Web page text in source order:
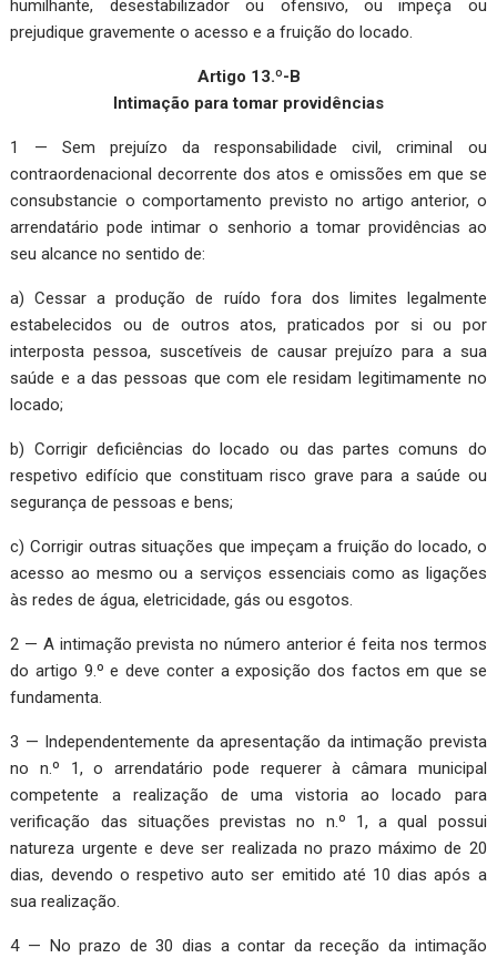
humilhante, desestabilizador ou ofensivo, ou impeça ou
prejudique gravemente o acesso e a fruição do locado.
Artigo 13.º-B
Intimação para tomar providências
1 — Sem prejuízo da responsabilidade civil, criminal ou
contraordenacional decorrente dos atos e omissões em que se
consubstancie o comportamento previsto no artigo anterior, o
arrendatário pode intimar o senhorio a tomar providências ao
seu alcance no sentido de:
a) Cessar a produção de ruído fora dos limites legalmente
estabelecidos ou de outros atos, praticados por si ou por
interposta pessoa, suscetíveis de causar prejuízo para a sua
saúde e a das pessoas que com ele residam legitimamente no
locado;
b) Corrigir deficiências do locado ou das partes comuns do
respetivo edifício que constituam risco grave para a saúde ou
segurança de pessoas e bens;
c) Corrigir outras situações que impeçam a fruição do locado, o
acesso ao mesmo ou a serviços essenciais como as ligações
às redes de água, eletricidade, gás ou esgotos.
2 — A intimação prevista no número anterior é feita nos termos
do artigo 9.º e deve conter a exposição dos factos em que se
fundamenta.
3 — Independentemente da apresentação da intimação prevista
no n.º 1, o arrendatário pode requerer à câmara municipal
competente a realização de uma vistoria ao locado para
verificação das situações previstas no n.º 1, a qual possui
natureza urgente e deve ser realizada no prazo máximo de 20
dias, devendo o respetivo auto ser emitido até 10 dias após a
sua realização.
4 — No prazo de 30 dias a contar da receção da intimação